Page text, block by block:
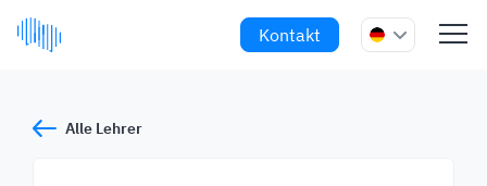
Kontakt
Alle Lehrer